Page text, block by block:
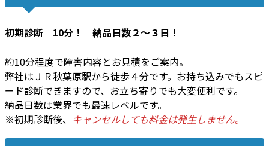
初期診断 10分！ 納品日数２〜３日！
約10分程度で障害内容とお見積をご案内。
弊社はＪＲ秋葉原駅から徒歩４分です。お持ち込みでもスピ
ード診断できますので、お立ち寄りでも大変便利です。
納品日数は業界でも最速レベルです。
※初期診断後、 キャンセルしても料金は発生しません。